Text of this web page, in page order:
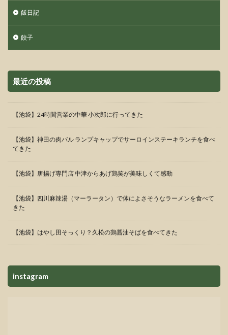
飯日記
餃子
最近の投稿
【池袋】24時間営業の中華 小次郎に行ってきた
【池袋】神田の肉バル ランプキャップでサーロインステーキランチを食べ
てきた
【池袋】唐揚げ専門店 中津からあげ鶏笑が美味しくて感動
【池袋】四川麻辣湯（マーラータン）で体によさそうなラーメンを食べて
きた
【池袋】はやし田そっくり？久松の鶏醤油そばを食べてきた
instagram